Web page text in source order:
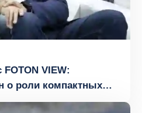
VIEW:
о роли компактных
логистике